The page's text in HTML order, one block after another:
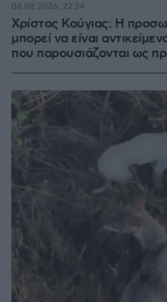
Χρίστος Κούγιας: Η
μπορεί να είναι
που παρουσιάζονται ως
06.08.2026, 22:24